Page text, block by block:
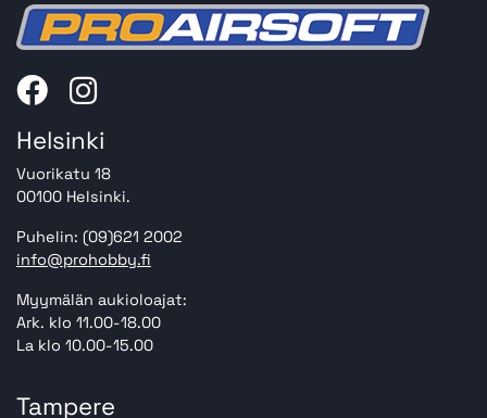
Helsinki
Vuorikatu 18
00100 Helsinki.
Puhelin: (09)621 2002
info@prohobby.fi
Myymälän aukioloajat:
Ark. klo 11.00-18.00
La klo 10.00-15.00
Tampere